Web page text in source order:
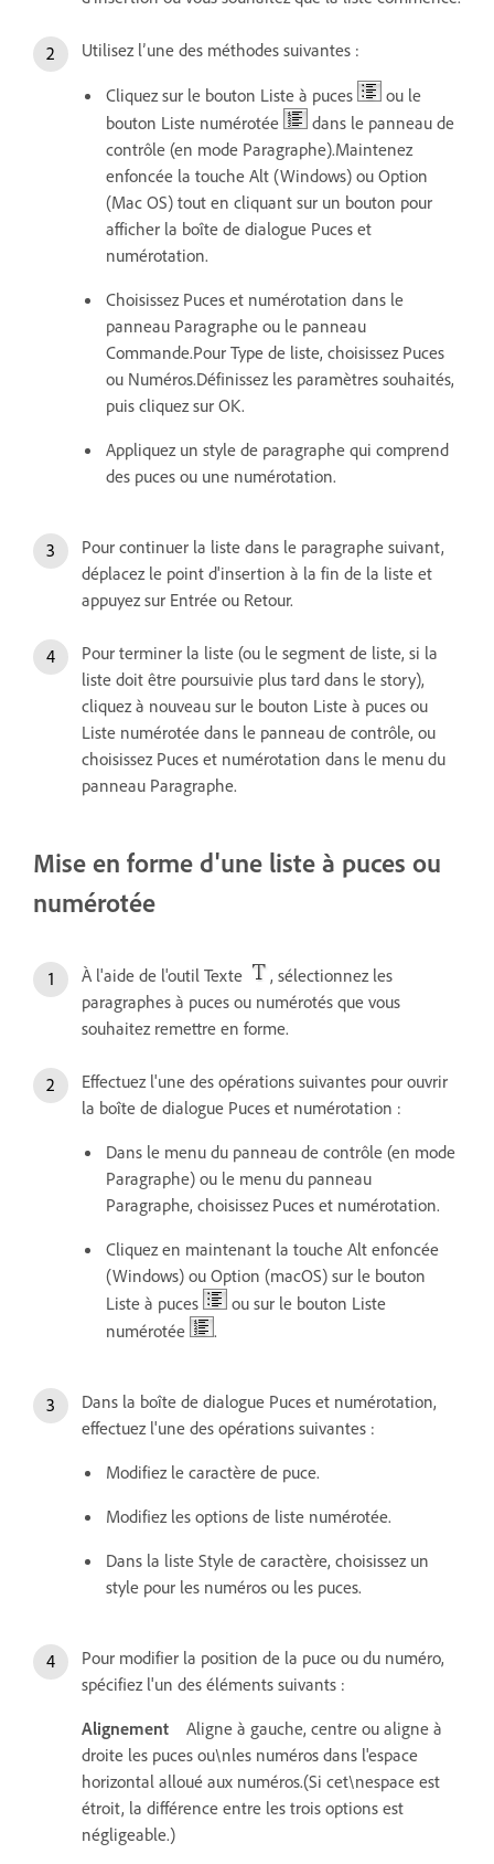
Utilisez l’une des méthodes suivantes :
Cliquez sur le bouton Liste à puces
ou le
bouton Liste numérotée
dans le panneau de
contrôle (en mode Paragraphe).Maintenez
enfoncée la touche Alt (Windows) ou Option
(Mac OS) tout en cliquant sur un bouton pour
afficher la boîte de dialogue Puces et
numérotation.
Choisissez Puces et numérotation dans le
panneau Paragraphe ou le panneau
Commande.Pour Type de liste, choisissez Puces
ou Numéros.Définissez les paramètres souhaités,
puis cliquez sur OK.
Appliquez un style de paragraphe qui comprend
des puces ou une numérotation.
Pour continuer la liste dans le paragraphe suivant,
déplacez le point d'insertion à la fin de la liste et
appuyez sur Entrée ou Retour.
Pour terminer la liste (ou le segment de liste, si la
liste doit être poursuivie plus tard dans le story),
cliquez à nouveau sur le bouton Liste à puces ou
Liste numérotée dans le panneau de contrôle, ou
choisissez Puces et numérotation dans le menu du
panneau Paragraphe.
Mise en forme d'une liste à puces ou
numérotée
À l'aide de l'outil Texte
, sélectionnez les
paragraphes à puces ou numérotés que vous
souhaitez remettre en forme.
Effectuez l'une des opérations suivantes pour ouvrir
la boîte de dialogue Puces et numérotation :
Dans le menu du panneau de contrôle (en mode
Paragraphe) ou le menu du panneau
Paragraphe, choisissez Puces et numérotation.
Cliquez en maintenant la touche Alt enfoncée
(Windows) ou Option (macOS) sur le bouton
Liste à puces
ou sur le bouton Liste
numérotée
.
Dans la boîte de dialogue Puces et numérotation,
effectuez l'une des opérations suivantes :
Modifiez le caractère de puce.
Modifiez les options de liste numérotée.
Dans la liste Style de caractère, choisissez un
style pour les numéros ou les puces.
Pour modifier la position de la puce ou du numéro,
spécifiez l'un des éléments suivants :
Alignement
Aligne à gauche, centre ou aligne à
droite les puces ou\nles numéros dans l'espace
horizontal alloué aux numéros.(Si cet\nespace est
étroit, la différence entre les trois options est
négligeable.)